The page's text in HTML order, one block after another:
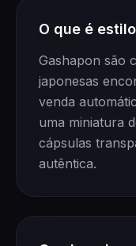
O que é
Gashapon são
japonesas
venda
uma miniatura
cápsulas
autêntica.